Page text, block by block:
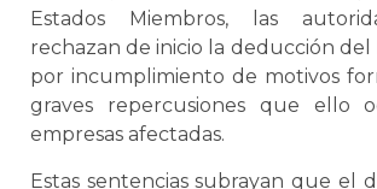
Estados Miembros, las
rechazan de inicio la deducción del
por incumplimiento de motivos
graves repercusiones que ello
empresas afectadas.
Estas sentencias subrayan que el